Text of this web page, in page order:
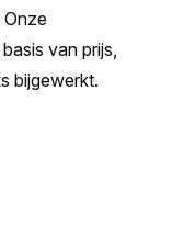
Onze
van prijs,
bijgewerkt.